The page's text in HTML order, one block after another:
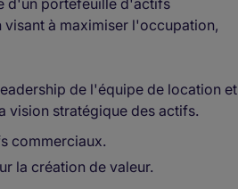
d'un portefeuille d'actifs
à maximiser l'occupation,
de l'équipe de location et
vision stratégique des actifs.
commerciaux.
la création de valeur.